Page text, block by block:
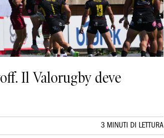
Il Valorugby deve
3 MINUTI DI LETTURA